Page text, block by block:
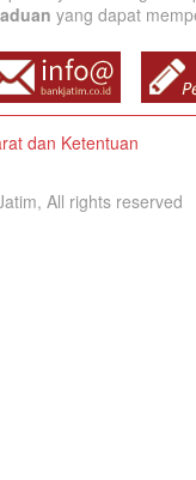
yang dapat
dan Ketentuan
All rights reserved